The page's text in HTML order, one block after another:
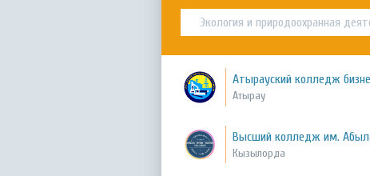
Атырауский колледж
Атырау
Высший колледж им.
Кызылорда